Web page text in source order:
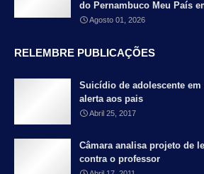
do Pernambuco Meu País
Agosto 01, 2026
RELEMBRE PUBLICAÇÕES
Suicídio de adolescente
alerta aos pais
Abril 25, 2017
Câmara analisa projeto de
contra o professor